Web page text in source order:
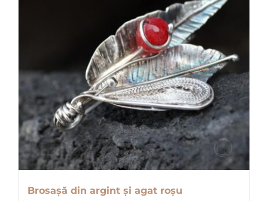
Brosașă din argint și agat roșu